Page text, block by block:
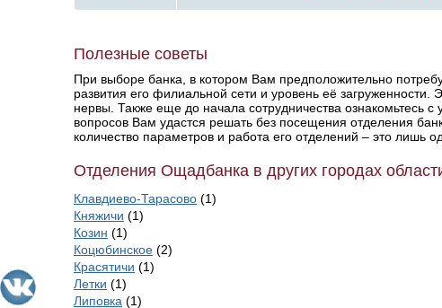
Полезные советы
При выборе банка, в котором Вам предположительно
развития его филиальной сети и уровень её
нервы. Также еще до начала сотрудничества ознакомьтесь
вопросов Вам удастся решать без посещения отделения
количество параметров и работа его отделений – это лишь
Отделения Ощадбанка в других городах
Клавдиево-Тарасово (1)
Княжичи (1)
Козин (1)
Коцюбинское (2)
Красятичи (1)
Летки (1)
Липовка (1)